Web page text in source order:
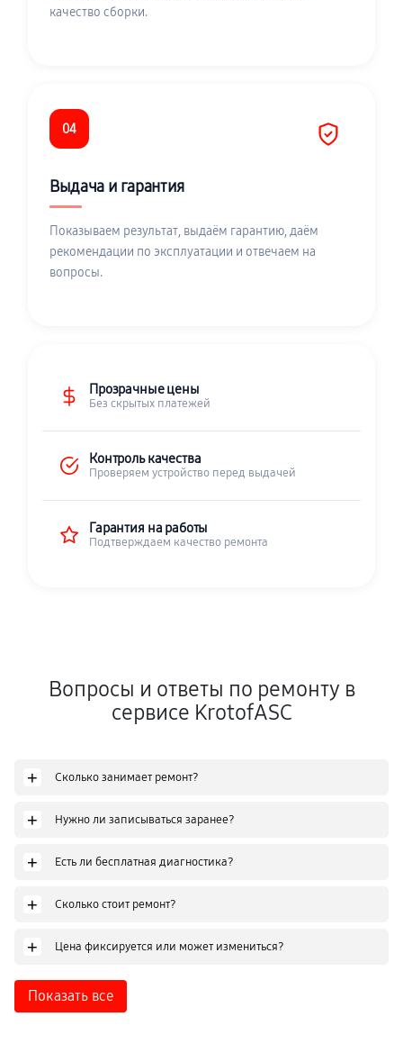
качество сборки.
04
Выдача и гарантия
Показываем результат, выдаём гарантию, даём
рекомендации по эксплуатации и отвечаем на
вопросы.
Прозрачные цены
Без скрытых платежей
Контроль качества
Проверяем устройство перед выдачей
Гарантия на работы
Подтверждаем качество ремонта
Вопросы и ответы по ремонту в
сервисе KrotofASC
+ Сколько занимает ремонт?
+ Нужно ли записываться заранее?
+ Есть ли бесплатная диагностика?
+ Сколько стоит ремонт?
+ Цена фиксируется или может измениться?
Показать все